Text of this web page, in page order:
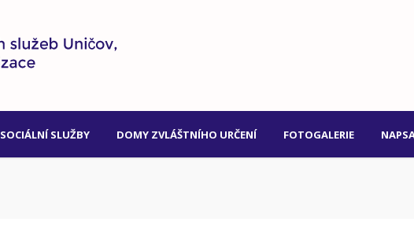
SOCIÁLNÍ SLUŽBY DOMY ZVLÁŠTNÍHO URČENÍ FOTOGALERIE